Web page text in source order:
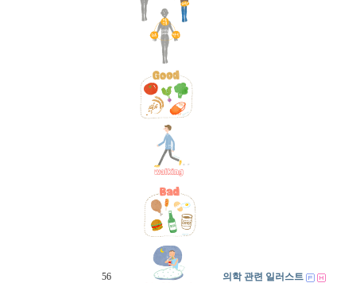
56 의학 관련 일러스트